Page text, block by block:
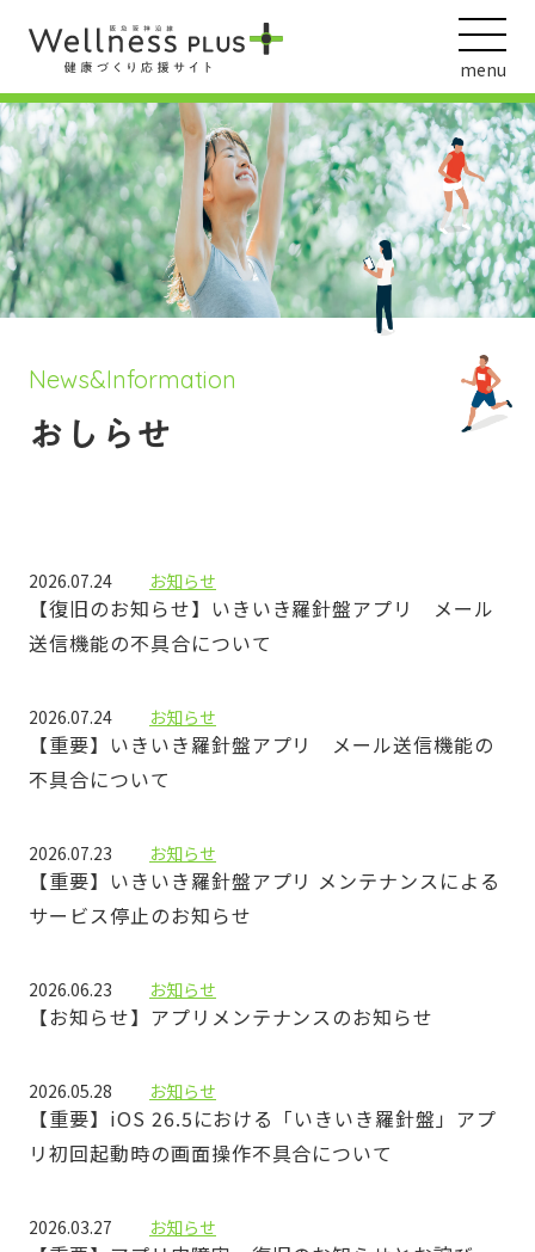
menu
News&Information
おしらせ
2026.07.24 お知らせ
【復旧のお知らせ】いきいき羅針盤アプリ メール
送信機能の不具合について
2026.07.24 お知らせ
【重要】いきいき羅針盤アプリ メール送信機能の
不具合について
2026.07.23 お知らせ
【重要】いきいき羅針盤アプリ メンテナンスによる
サービス停止のお知らせ
2026.06.23 お知らせ
【お知らせ】アプリメンテナンスのお知らせ
2026.05.28 お知らせ
【重要】iOS 26.5における「いきいき羅針盤」アプ
リ初回起動時の画面操作不具合について
2026.03.27 お知らせ
ウェルネス動画
ヘルスケアの取組